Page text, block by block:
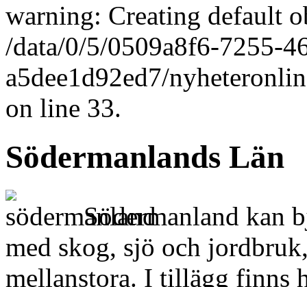
warning: Creating default
/data/0/5/0509a8f6-7255-
a5dee1d92ed7/
on line 33.
Södermanlands Län
Södermanland kan
med skog, sjö och
mellanstora. I tillägg finns